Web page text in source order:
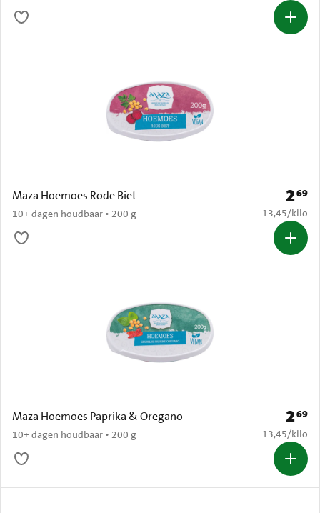
Maza Hoemoes Rode Biet
10+ dagen houdbaar • 200 g
Prijs:
269
€ 13,45 per
13,45/kilo
Maza Hoemoes Paprika & Oregano
10+ dagen houdbaar • 200 g
Prijs:
269
€ 13,45 per
13,45/kilo